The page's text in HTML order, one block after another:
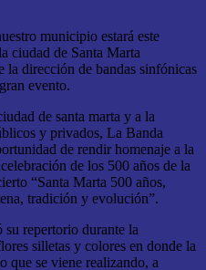
municipio estará este
ciudad de Santa Marta
la dirección de bandas sinfónicas
evento.
de santa marta y a la
y privados, La Banda
de rendir homenaje a la
de los 500 años de la
“Santa Marta 500 años,
tradición y evolución”.
su repertorio durante la
silletas y colores en donde la
que se viene realizando, a